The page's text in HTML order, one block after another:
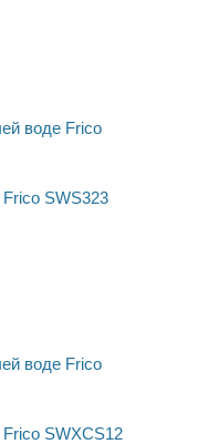
Frico SWS323
Frico SWXCS12